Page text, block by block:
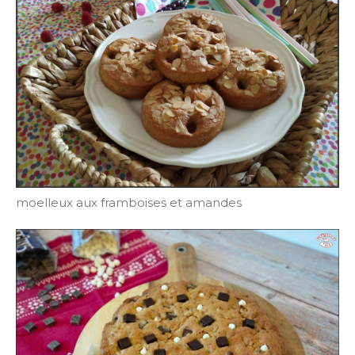
moelleux aux framboises et amandes